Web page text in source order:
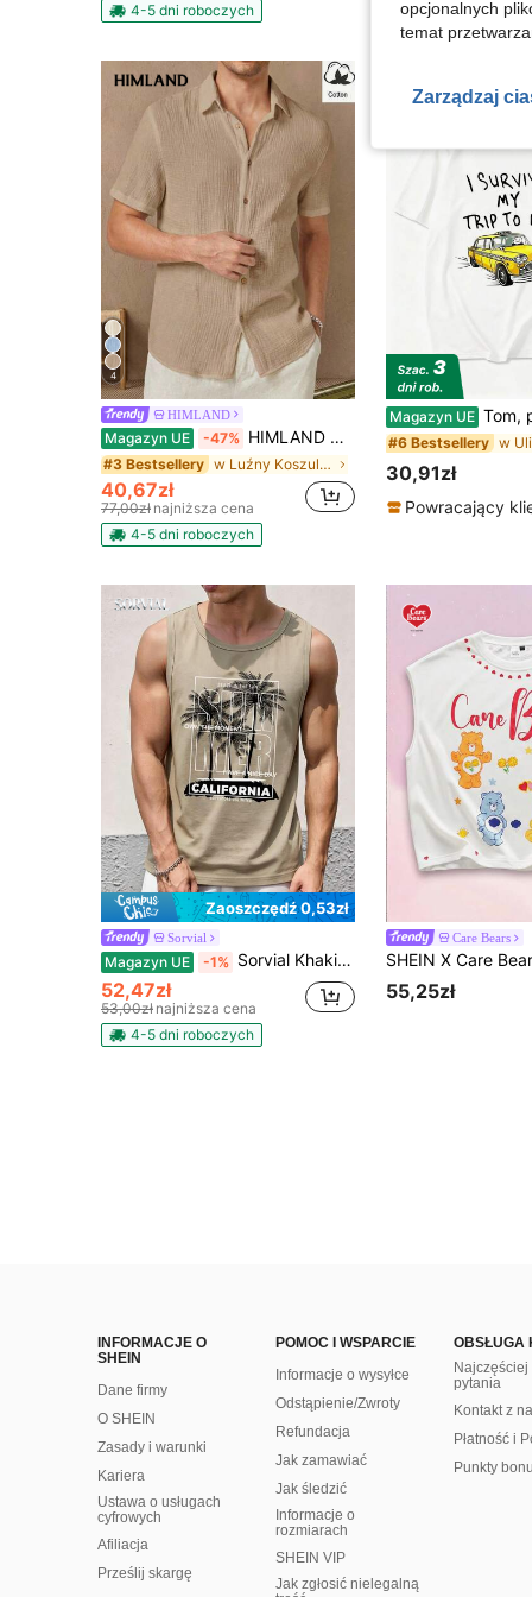
4-5 dni roboczych
4-5 dni
4
HIMLAND
Magazyn UE -47% HIMLAND Męska tkana koszula casual z krótkim rękawem, na wakacje, prezent na Dzień Ojca
#3 Bestsellery w Luźny Koszule męskie
40,67zł
77,00zł najniższa cena
4-5 dni roboczych
Magazyn UE Tom, przetrwałem podróż do Nowego Jorku.
#6 Bestsellery
30,91zł
Powracający
Zaoszczędź 0,53zł
Sorvial
Magazyn UE -1% Sorvial Khaki top na ramiączkach z nadrukiem graficznym palmy kokosowej dla mężczyzn, odpowiedni na letnie wyjścia, wakacje, surfing i święta
52,47zł
53,00zł najniższa cena
4-5 dni roboczych
Care Bears
55,25zł
INFORMACJE O
SHEIN
Dane firmy
O SHEIN
Zasady i warunki
Kariera
Ustawa o usługach
cyfrowych
Afiliacja
Prześlij skargę
POMOC I WSPARCIE
Informacje o wysyłce
Odstąpienie/Zwroty
Refundacja
Jak zamawiać
Jak śledzić
Informacje o
rozmiarach
SHEIN VIP
Jak zgłosić nielegalną
OBSŁUGA
pytania
Kontakt z
Płatność i
Punkty
opcjonalnych
temat
Zarządzaj